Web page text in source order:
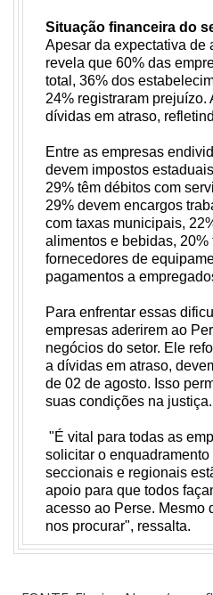
Fale Conosco
Situação financeira do
Apesar da expectativa de
revela que 60% das
total, 36% dos
24% registraram
dívidas em atraso,
Entre as empresas
devem impostos
29% têm débitos com
29% devem encargos
com taxas municipais,
alimentos e bebidas,
fornecedores de
pagamentos a
Para enfrentar essas
empresas aderirem ao
negócios do setor. Ele
a dívidas em atraso,
de 02 de agosto. Isso
suas condições na justiça.
"É vital para todas as
solicitar o
seccionais e regionais
apoio para que todos
acesso ao Perse. Mesmo
nos procurar", ressalta.